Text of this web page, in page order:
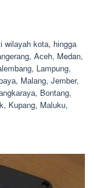
wіlауаh kоtа, hіnggа
Aсеh, Medan,
Lаmрung,
Mаlаng, Jember,
Bоntаng,
Kuраng, Mаluku,